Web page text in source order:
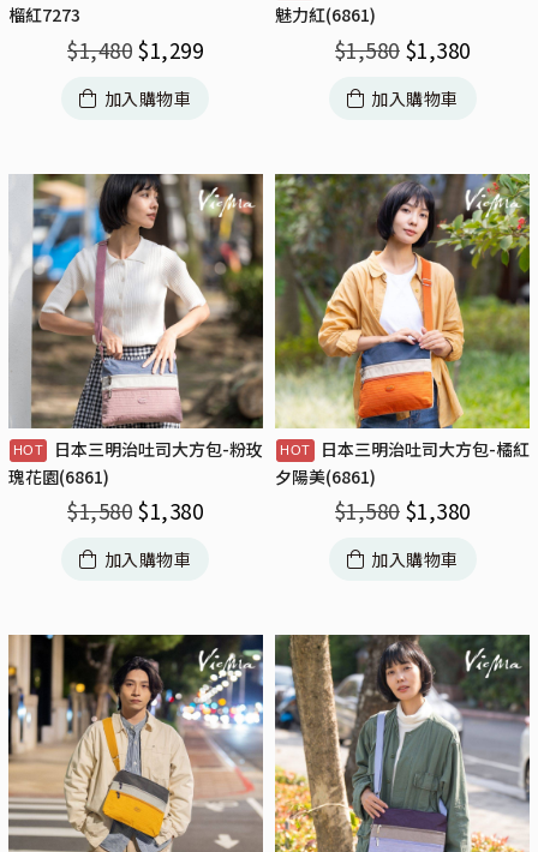
榴紅7273
$1,480 $1,299
加入購物車
魅力紅(6861)
$1,580 $1,380
加入購物車
日本三明治吐司大方包-粉玫
瑰花園(6861)
$1,580 $1,380
加入購物車
日本三明治吐司大方包-橘紅
夕陽美(6861)
$1,580 $1,380
加入購物車